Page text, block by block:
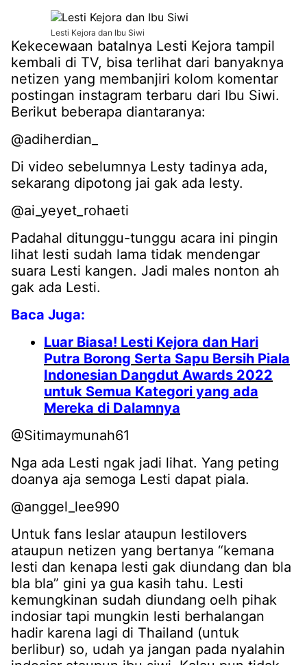
Lesti Kejora dan Ibu Siwi
Kekecewaan batalnya Lesti Kejora tampil
kembali di TV, bisa terlihat dari banyaknya
netizen yang membanjiri kolom komentar
postingan instagram terbaru dari Ibu Siwi.
Berikut beberapa diantaranya:
@adiherdian_
Di video sebelumnya Lesty tadinya ada,
sekarang dipotong jai gak ada lesty.
@ai_yeyet_rohaeti
Padahal ditunggu-tunggu acara ini pingin
lihat lesti sudah lama tidak mendengar
suara Lesti kangen. Jadi males nonton ah
gak ada Lesti.
Baca Juga:
Luar Biasa! Lesti Kejora dan Hari
Putra Borong Serta Sapu Bersih Piala
Indonesian Dangdut Awards 2022
untuk Semua Kategori yang ada
Mereka di Dalamnya
@Sitimaymunah61
Nga ada Lesti ngak jadi lihat. Yang peting
doanya aja semoga Lesti dapat piala.
@anggel_lee990
Untuk fans leslar ataupun lestilovers
ataupun netizen yang bertanya “kemana
lesti dan kenapa lesti gak diundang dan bla
bla bla” gini ya gua kasih tahu. Lesti
kemungkinan sudah diundang oelh pihak
indosiar tapi mungkin lesti berhalangan
hadir karena lagi di Thailand (untuk
berlibur) so, udah ya jangan pada nyalahin